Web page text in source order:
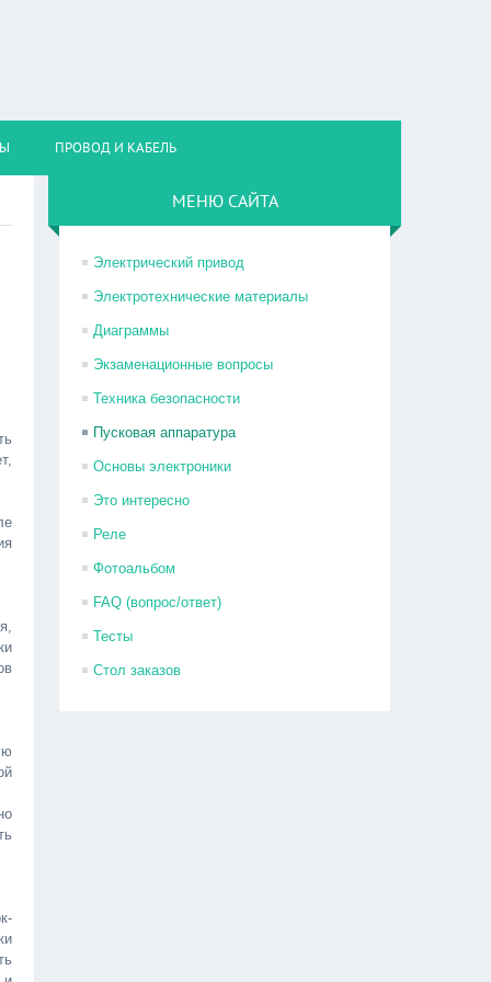
ПРОВОД И КАБЕЛЬ
МЕНЮ САЙТА
Электрический привод
Электротехнические материалы
Диаграммы
Экзаменационные вопросы
Техника безопасности
Пусковая аппаратура
Основы электроники
Это интересно
Реле
Фотоальбом
FAQ (вопрос/ответ)
Тесты
Стол заказов